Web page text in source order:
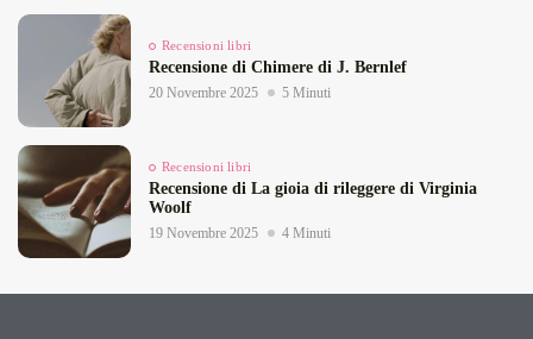
Recensioni libri
Recensione di Chimere di J. Bernlef
20 Novembre 2025 5 Minuti
Recensioni libri
Recensione di La gioia di rileggere di Virginia
Woolf
19 Novembre 2025 4 Minuti